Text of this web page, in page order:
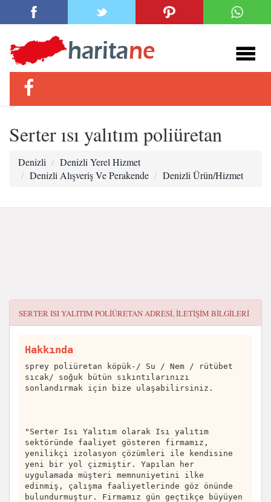
Serter ısı yalıtım poliüretan
Denizli
Denizli Yerel Hizmet
Denizli Alışveriş Ve Perakende
Denizli Ürün/Hizmet
SERTER ISI YALITIM POLIÜRETANADRESI, ILETIŞIM BILGILERI
Hakkında
sprey poliüretan köpük-/ Su / Nem / rütübet
sıcak/ soğuk bütün sıkıntılarınızı
sonlandırmak için bize ulaşabilirsiniz.
"Serter Isı Yalıtım olarak Isı yalıtım
sektöründe faaliyet gösteren firmamız,
yenilikçi izolasyon çözümleri ile kendisine
yeni bir yol çizmiştir. Yapılan her
uygulamada müşteri memnuniyetini ilke
edinmiş, çalışma faaliyetlerinde göz önünde
bulundurmuştur. Firmamız gün geçtikçe büyüyen